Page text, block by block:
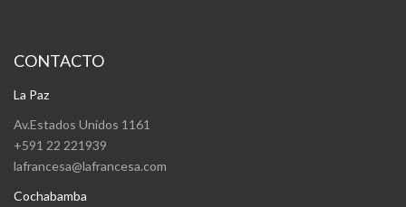
CONTACTO
La Paz
Av.Estados Unidos 1161
+591 22 221939
lafrancesa@lafrancesa.com
Cochabamba